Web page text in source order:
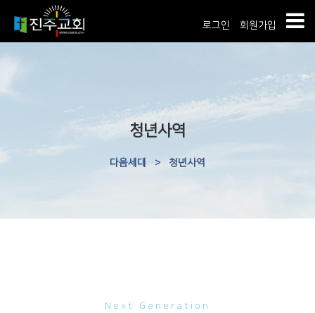
로그인 회원가입
청년사역
다음세대 > 청년사역
Next Generation